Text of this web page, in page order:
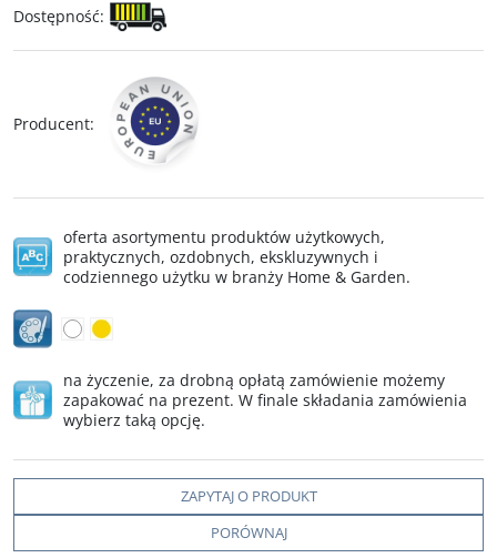
Dostępność:
Producent:
oferta asortymentu produktów użytkowych,
praktycznych, ozdobnych, ekskluzywnych i
codziennego użytku w branży Home & Garden.
na życzenie, za drobną opłatą zamówienie możemy
zapakować na prezent. W finale składania zamówienia
wybierz taką opcję.
ZAPYTAJ O PRODUKT
PORÓWNAJ